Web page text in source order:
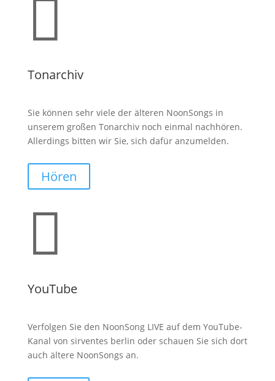

Tonarchiv
Sie können sehr viele der älteren NoonSongs in
unserem großen Tonarchiv noch einmal nachhören.
Allerdings bitten wir Sie, sich dafür anzumelden.
Hören

YouTube
Verfolgen Sie den NoonSong LIVE auf dem YouTube-
Kanal von sirventes berlin oder schauen Sie sich dort
auch ältere NoonSongs an.